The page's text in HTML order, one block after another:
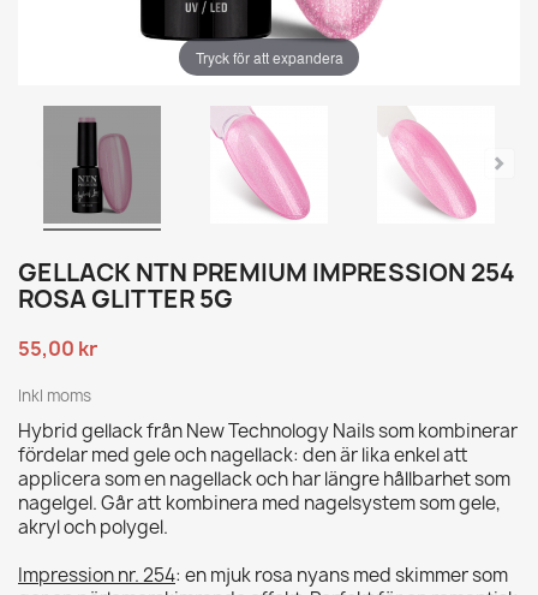
Tryck för att expandera
GELLACK NTN PREMIUM IMPRESSION 254
ROSA GLITTER 5G
55,00 kr
Inkl moms
Hybrid gellack från New Technology Nails som kombinerar
fördelar med gele och nagellack: den är lika enkel att
applicera som en nagellack och har längre hållbarhet som
nagelgel. Går att kombinera med nagelsystem som gele,
akryl och polygel.
Impression nr. 254: en mjuk rosa nyans med skimmer som